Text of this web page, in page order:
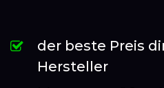
der beste Preis
Hersteller